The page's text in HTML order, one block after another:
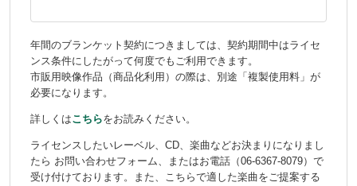
年間のブランケット契約につきましては、契約期間中はライセ
ンス条件にしたがって何度でもご利用できます。
市販用映像作品（商品化利用）の際は、別途「複製使用料」が
必要になります。
詳しくはこちらをお読みください。
ライセンスしたいレーベル、CD、楽曲などお決まりになりまし
たら お問い合わせフォーム、またはお電話（06-6367-8079）で
受け付けております。また、こちらで適した楽曲をご提案する